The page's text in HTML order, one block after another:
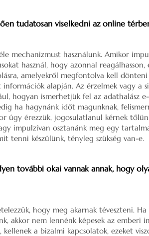
tudatosan viselkedni az online
mechanizmust használunk. Amikor
használ, hogy azonnal reagálhasson,
amelyekről megfontolva kell
alapján. Az érzelmek vagy a
hogyan ismerhetjük fel az adathalász
ha hagynánk időt magunknak,
úgy érezzük, jogosulatlanul kérnek
impulzívan osztanánk meg egy
tenni készülünk, tényleg szükség van-e.
további okai vannak annak, hogy
hogy meg akarnak téveszteni.
akkor nem lennénk képesek az emberi
kellenek a bizalmi kapcsolatok, ezeket